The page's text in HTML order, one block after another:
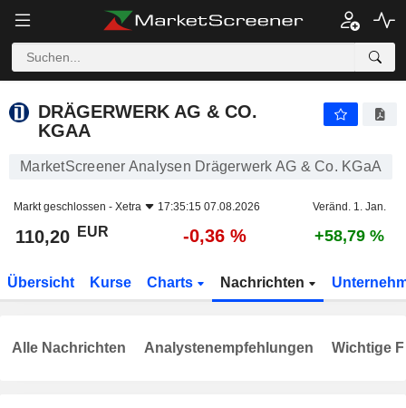
DRÄGERWERK AG & CO.
KGAA
MarketScreener Analysen Drägerwerk AG & Co. KGaA
Markt geschlossen - Xetra 17:35:15 07.08.2026 Veränd. 1. Jan.
110,20 EUR -0,36 % +58,79 %
Übersicht Kurse Charts Nachrichten
Alle Nachrichten Analystenempfehlungen Wichtige